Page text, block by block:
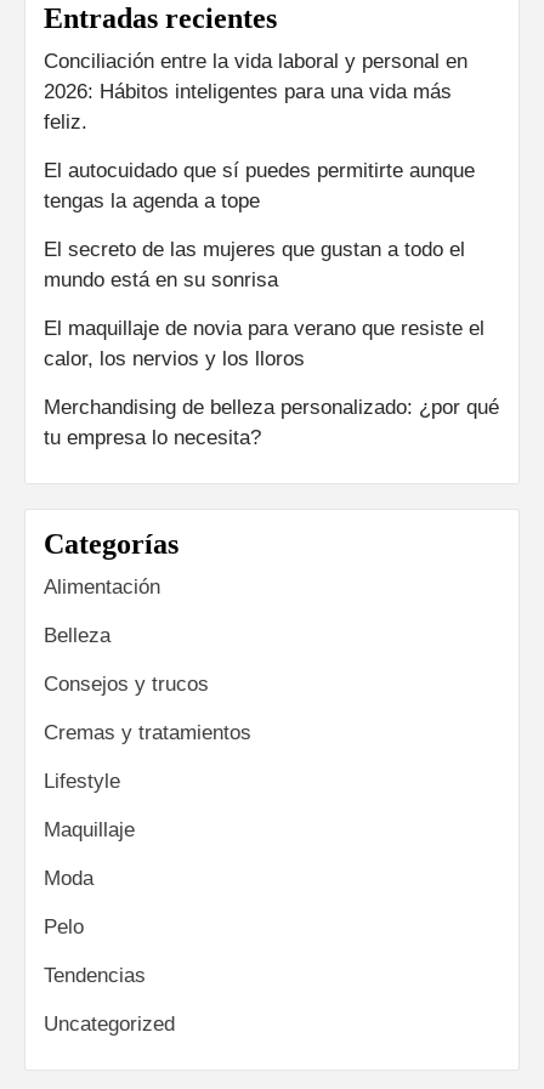
Entradas recientes
Conciliación entre la vida laboral y personal en
2026: Hábitos inteligentes para una vida más
feliz.
El autocuidado que sí puedes permitirte aunque
tengas la agenda a tope
El secreto de las mujeres que gustan a todo el
mundo está en su sonrisa
El maquillaje de novia para verano que resiste el
calor, los nervios y los lloros
Merchandising de belleza personalizado: ¿por qué
tu empresa lo necesita?
Categorías
Alimentación
Belleza
Consejos y trucos
Cremas y tratamientos
Lifestyle
Maquillaje
Moda
Pelo
Tendencias
Uncategorized